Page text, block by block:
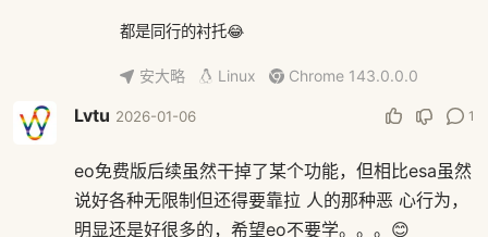
都是同行的衬托😂
安大略 Linux Chrome 143.0.0.0
Lvtu 2026-01-06 1
eo免费版后续虽然干掉了某个功能，但相比esa虽然
说好各种无限制但还得要靠拉 人的那种恶 心行为，
明显还是好很多的，希望eo不要学。。。😊